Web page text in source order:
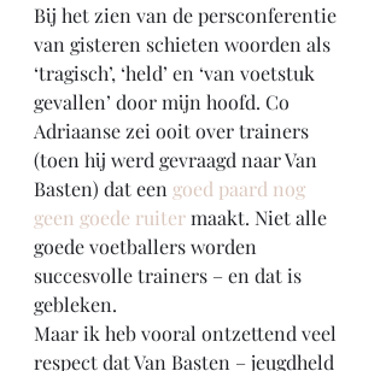
Bij het zien van de persconferentie
van gisteren schieten woorden als
‘tragisch’, ‘held’ en ‘van voetstuk
gevallen’ door mijn hoofd. Co
Adriaanse zei ooit over trainers
(toen hij werd gevraagd naar Van
Basten) dat een goed paard nog
geen goede ruiter maakt. Niet alle
goede voetballers worden
succesvolle trainers – en dat is
gebleken.
Maar ik heb vooral ontzettend veel
respect dat Van Basten – jeugdheld